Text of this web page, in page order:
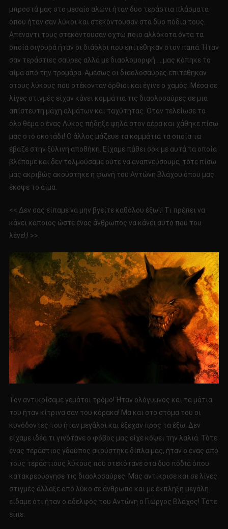
μπροστά μας στο μεσαίο αλώνι ήταν δυο τεράστια πλάσματα
όπου ήταν σαν λύκοι και στεκόντουσαν στα δυο πόδια τους.
Απέναντι τους στεκόντουσαν οχτώ ποιο αλλόκοτα όντα τα
οποία σιγουρά ήταν οι διάολοι που επιτέθηκαν στον παπά. Ήταν
σαν τεράστιες σαύρες αλλά με διαολομορφή ….μας κόπηκε το
αίμα από την τρομάρα. Αμέσως οι διαολοσαύρες επιτέθηκαν
στους λύκους που στέκονταν όρθιοι και έγινε ο χαμός. Μέσα σε
λίγες στιγμές είχαν κάνει κομμάτια τις διαολοσαύρες σε μια
απίστευτη μάχη αλμάτων και ταχύτητας. Όταν τελείωσε το
όλο θέμα ο ένας Λύκος πήδηξε ψηλά στον αέρα και χάθηκε πίσω
μας στο σκοτάδι! Ο άλλος μάζευε τα κομμάτια τα οποία τα
έβαζε στην ξύλινη αποθήκη. Είχαμε πάθει σοκ με αυτά τα οποία
βλέπαμε και δεν τολμούσαμε ούτε να αναπνεύσουμε, τότε πίσω
μας ακριβώς ακούστηκε η φωνή του Αντώνη Βλάχου όπου μας
έκοψε το αίμα.
<< Δεν σας είπαμε να μην βγείτε καθόλου έξω!;! Τι πρέπει να
κάνει κάποιος ώστε ένας άνθρωπος να κάνει αυτό που του
λένε!;! >>.
Τον αντικρίσαμε γεμάτοι τρόμο! Ήταν ολόγυμνος και τα μάτια
του ήταν κίτρινα σαν του κόρακα! Μα και στο στόμα του οι
κυνόδοντες του ήταν μεγάλοι και έξεχαν προς τα έξω. Δεν
είχαμε ιδέα τι γινότανε ο φόβος μας είχε κόψει την λαλιά. Τότε
ένας τεράστιος γδούπος ακούστηκε δίπλα μας, ήταν ο ένας από
τους τεράστιους λύκους που στεκότανε στα δυο πόδια όπου
κατακρεούργησε τις διαολοσαύρες. Μας αντίκρισε και σε λίγες
στιγμές άλλαξε από λύκο σε άνθρωπο και με έκπληξη μεγάλη
είδαμε ότι ήταν ο αδελφός του Αντώνη ο Γιώργος Βλάχος! Τότε
είπε: